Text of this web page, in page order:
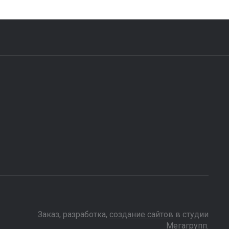
Заказ, разработка, создание сайтов в студии
Мегагрупп.